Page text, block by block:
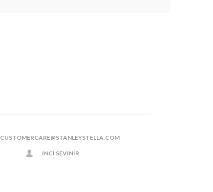
CUSTOMERCARE@STANLEYSTELLA.COM
INCI SEVINIR